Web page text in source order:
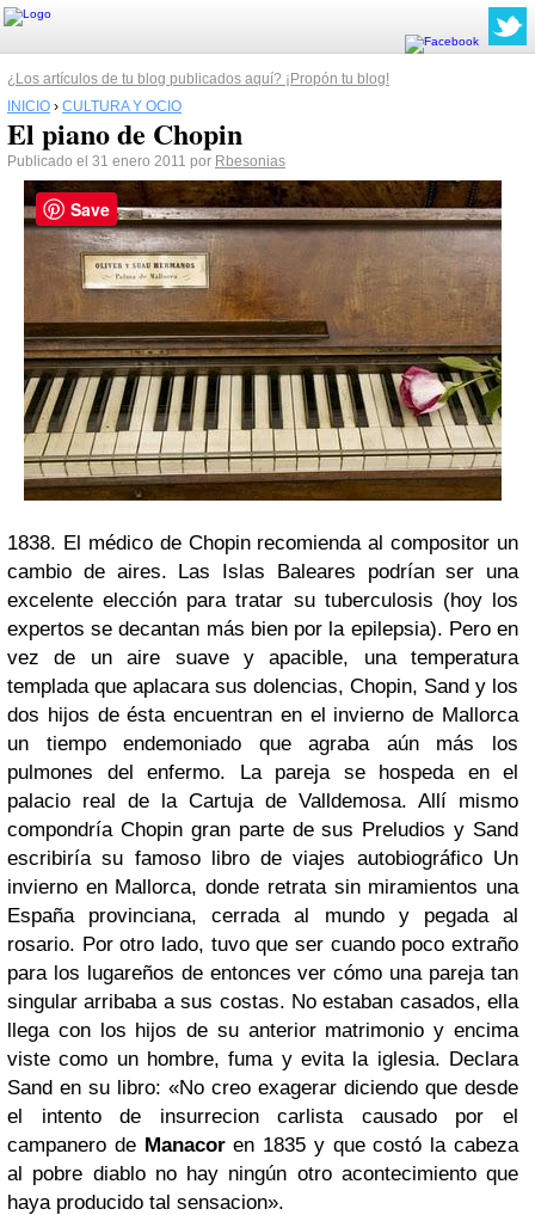
¿Los artículos de tu blog publicados aquí? ¡Propón tu blog!
INICIO › CULTURA Y OCIO
El piano de Chopin
Publicado el 31 enero 2011 por Rbesonias
1838. El médico de Chopinrecomienda al compositor un
cambio de aires. Las Islas Baleares podrían ser una
excelente elección para tratar su tuberculosis (hoy los
expertos se decantan más bien por la epilepsia). Pero en
vez de un aire suave y apacible, una temperatura
templada que aplacara sus dolencias, Chopin, Sand y los
dos hijos de ésta encuentran en el invierno de Mallorca
un tiempo endemoniado que agraba aún más los
pulmones del enfermo. La pareja se hospeda en el
palacio real de la Cartuja de Valldemosa. Allí mismo
compondría Chopin gran parte de sus Preludios y Sand
escribiría su famoso libro de viajes autobiográfico Un
invierno en Mallorca, donde retrata sin miramientos una
España provinciana, cerrada al mundo y pegada al
rosario. Por otro lado, tuvo que ser cuando poco extraño
para los lugareños de entonces ver cómo una pareja tan
singular arribaba a sus costas. No estaban casados, ella
llega con los hijos de su anterior matrimonio y encima
viste como un hombre, fuma y evita la iglesia. Declara
Sand en su libro: «No creo exagerar diciendo que desde
el intento de insurrecion carlista causado por el
campanero de Manacoren 1835 y que costó la cabeza
al pobre diablo no hay ningún otro acontecimiento que
haya producido tal sensacion».
Save